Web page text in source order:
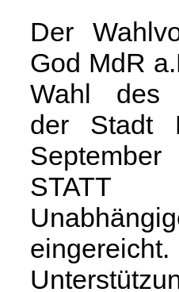
Der
God MdR
Wahl des
der Stadt
STATT